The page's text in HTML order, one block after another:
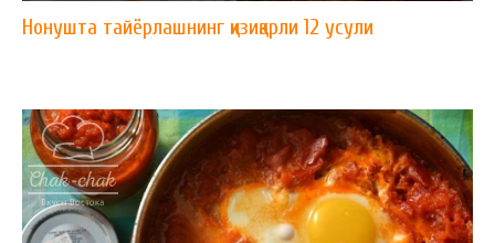
Нонушта тайёрлашнинг қизиқарли 12 усули